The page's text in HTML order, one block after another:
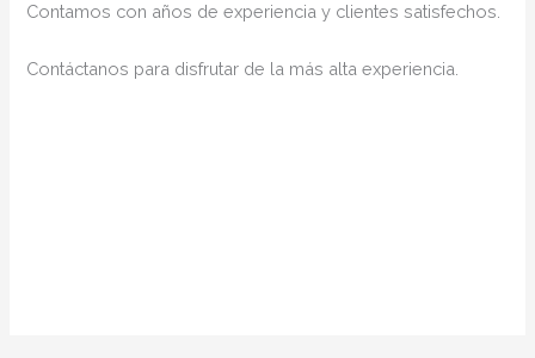
Contamos con años de experiencia y clientes satisfechos.
Contáctanos para disfrutar de la más alta experiencia.